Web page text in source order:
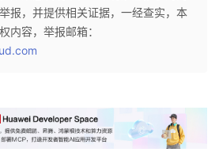
报，并提供相关证据，一经查实，本
内容，举报邮箱：